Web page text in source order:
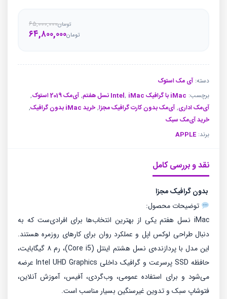
تومان۶۵,۰۰۰,۰۰۰
قیمت
تومان۶۴,۸۰۰,۰۰۰قیمت
دسته: آی مک استوک
برچسب: iMac با گرافیک Intel , iMac نسل هفتم , آی‌مک 2019 استوک ,
آی‌مک اداری, آی‌مک بدون کارت گرافیک مجزا, خرید iMac بدون گرافیک ,
خرید آی‌مک سبک
برند: APPLE
نقد و بررسی کامل
بدون گرافیک مجزا
توضیحات محصول:
iMac نسل هفتم یکی از بهترین انتخاب‌ها برای افرادی‌ست که به
دنبال طراحی لوکس اپل و عملکرد روان برای کارهای روزمره هستند.
این مدل با پردازنده‌ی نسل هشتم اینتل (Core i5)، رم ۸ گیگابایت،
حافظه SSD پرسرعت و گرافیک داخلی Intel UHD Graphics عرضه
می‌شود و برای استفاده عمومی، وب‌گردی، آفیس، آموزش آنلاین،
فتوشاپ سبک و تدوین غیرسنگین بسیار مناسب است.